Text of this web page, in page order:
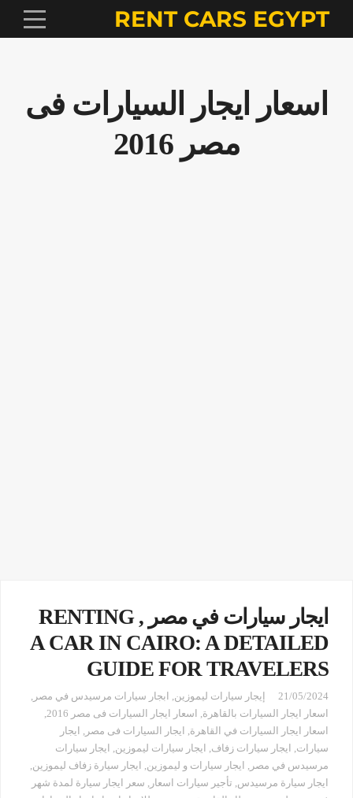
RENT CARS EGYPT
اسعار ايجار السيارات فى
مصر 2016
ايجار سيارات في مصر , RENTING
A CAR IN CAIRO: A DETAILED
GUIDE FOR TRAVELERS
21/05/2024 إيجار سيارات ليموزين, ابجار سيارات مرسيدس في مصر ,
اسعار ايجار السيارات بالقاهرة, اسعار ايجار السيارات فى مصر 2016
,
اسعار ايجار السيارات في القاهرة, ايجار السيارات فى مصر , ايجار
سيارات, ايجار سيارات زفاف, ايجار سيارات ليموزين, ايجار سيارات
مرسيدس في مصر , ايجار سيارات و ليموزين, ايجار سيارة زفاف ليموزين,
ايجار سيارة مرسيدس, تأجير سيارات اسعار , سعر ايجار سيارة لمدة شهر